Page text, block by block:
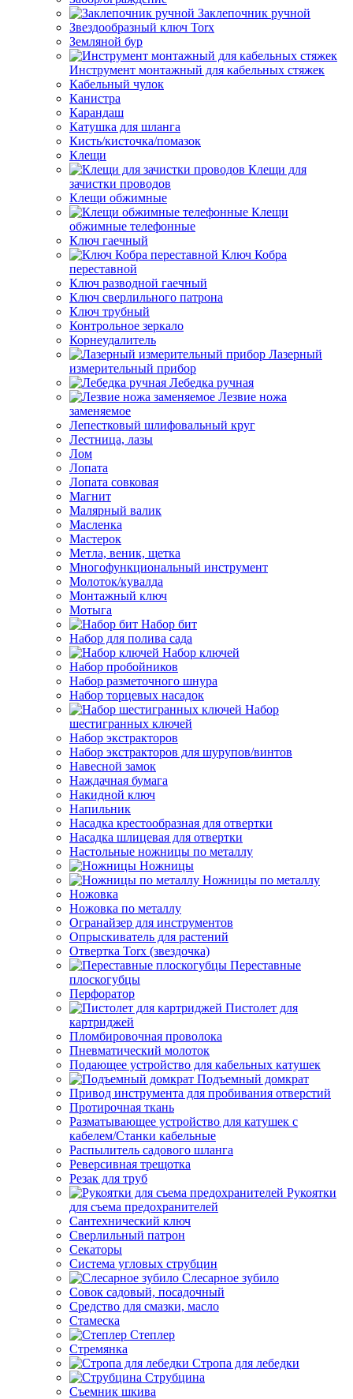
Заклепочник ручной
Звездообразный ключ Torx
Земляной бур
Инструмент монтажный для кабельных стяжек
Кабельный чулок
Канистра
Карандаш
Катушка для шланга
Кисть/кисточка/помазок
Клещи
Клещи для
зачистки проводов
Клещи обжимные
Клещи
обжимные телефонные
Ключ гаечный
Ключ Кобра
переставной
Ключ разводной гаечный
Ключ сверлильного патрона
Ключ трубный
Контрольное зеркало
Корнеудалитель
Лазерный
измерительный прибор
Лебедка ручная
Лезвие ножа
заменяемое
Лепестковый шлифовальный круг
Лестница, лазы
Лом
Лопата
Лопата совковая
Магнит
Малярный валик
Масленка
Мастерок
Метла, веник, щетка
Многофункциональный инструмент
Молоток/кувалда
Монтажный ключ
Мотыга
Набор бит
Набор для полива сада
Набор ключей
Набор пробойников
Набор разметочного шнура
Набор торцевых насадок
Набор
шестигранных ключей
Набор экстракторов
Набор экстракторов для шурупов/винтов
Навесной замок
Наждачная бумага
Накидной ключ
Напильник
Насадка крестообразная для отвертки
Насадка шлицевая для отвертки
Настольные ножницы по металлу
Ножницы
Ножницы по металлу
Ножовка
Ножовка по металлу
Огранайзер для инструментов
Опрыскиватель для растений
Отвертка Torx (звездочка)
Переставные
плоскогубцы
Перфоратор
Пистолет для
картриджей
Пломбировочная проволока
Пневматический молоток
Подающее устройство для кабельных катушек
Подъемный домкрат
Привод инструмента для пробивания отверстий
Протирочная ткань
Разматывающее устройство для катушек с
кабелем/Станки кабельные
Распылитель садового шланга
Реверсивная трещотка
Резак для труб
Рукоятки
для съема предохранителей
Сантехнический ключ
Сверлильный патрон
Секаторы
Система угловых струбцин
Слесарное зубило
Совок садовый, посадочный
Средство для смазки, масло
Стамеска
Степлер
Стремянка
Стропа для лебедки
Струбцина
Съемник шкива